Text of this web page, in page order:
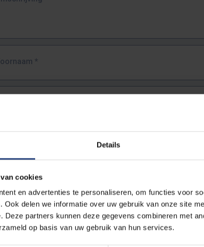
Details
cookies
en advertenties te personaliseren, om functies voor
Ook delen we informatie over uw gebruik van onze site
Deze partners kunnen deze gegevens combineren met
op basis van uw gebruik van hun services.
*
*
URL van de pagina waar je de fout zag.
www.vub.be/nl/studeren-aan-de-vub/alle-opleidingen